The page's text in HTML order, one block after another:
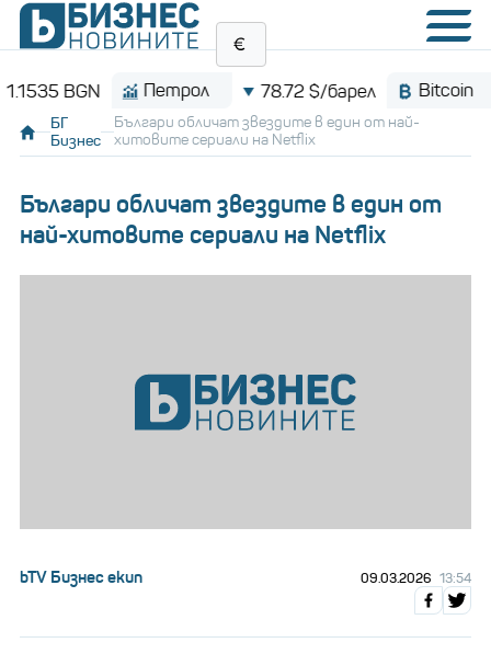
BGN Петрол 78.72 $/барел Bitcoin
БГ
Бизнес
Българи обличат звездите в един от най-
хитовите сериали на Netflix
Българи обличат звездите в един от
най-хитовите сериали на Netflix
bTV Бизнес екип 09.03.2026 13:54